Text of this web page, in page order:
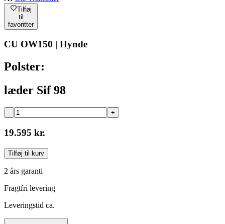
Tilføj
til
favoritter
CU OW150 | Hynde
Polster:
læder Sif 98
- +
19.595 kr.
Tilføj til kurv
2 års garanti
Fragtfri levering
Leveringstid ca.